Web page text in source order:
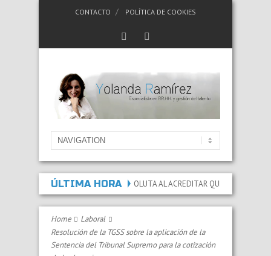
CONTACTO POLÍTICA DE COOKIES
ÚLTIMA HORA
INCAPACIDAD PERMANENTE ABSOLUTA AL ACREDITAR QUE LAS LESIONES Y
Home
Laboral
Resolución de la TGSS sobre la aplicación de la
Sentencia del Tribunal Supremo para la cotización